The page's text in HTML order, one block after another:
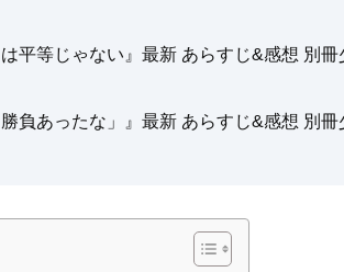
平等じゃない』最新 あらすじ&感想 別冊
負あったな」』最新 あらすじ&感想 別冊